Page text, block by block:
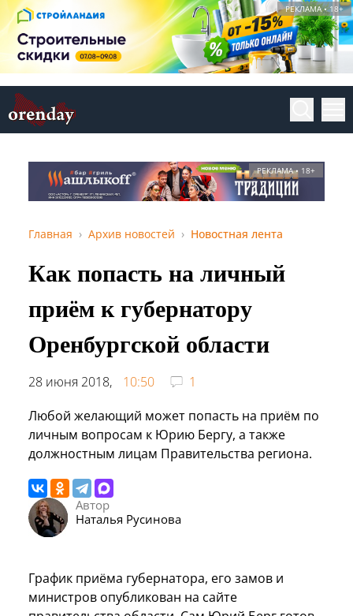
РЕКЛАМА • 18+
РЕКЛАМА • 18+
Главная Архив новостей Новостная лента
Как попасть на личный
приём к губернатору
Оренбургской области
28 июня 2018, 10:50
1
Любой желающий может попасть на приём по
личным вопросам к Юрию Бергу, а также
должностным лицам Правительства региона.
Автор
Наталья Русинова
График приёма губернатора, его замов и
министров опубликован на сайте